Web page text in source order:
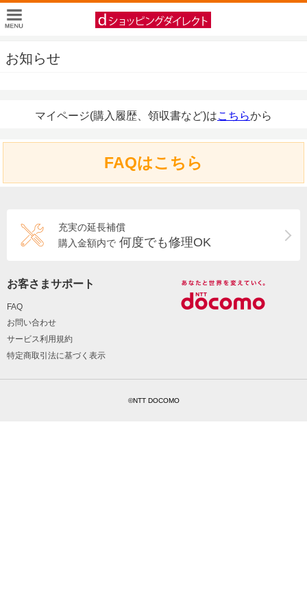
お知らせ
マイページ(購入履歴、領収書など)はこちらから
FAQはこちら
充実の延長補償
購入金額内で 何度でも修理OK
お客さまサポート
FAQ
お問い合わせ
サービス利用規約
特定商取引法に基づく表示
©NTT DOCOMO